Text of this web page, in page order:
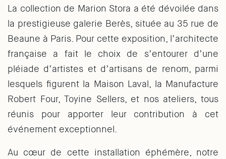
La collection de Marion Stora a été dévoilée dans
la prestigieuse galerie Berès, située au 35 rue de
Beaune à Paris. Pour cette exposition, l’architecte
française a fait le choix de s’entourer d’une
pléiade d’artistes et d’artisans de renom, parmi
lesquels figurent la Maison Laval, la Manufacture
Robert Four, Toyine Sellers, et nos ateliers, tous
réunis pour apporter leur contribution à cet
événement exceptionnel.
Au cœur de cette installation éphémère, notre